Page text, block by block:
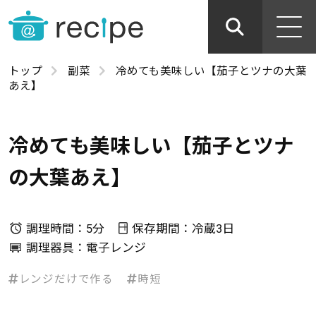
トップ 副菜
冷めても美味しい【茄子とツナの大葉
あえ】
冷めても美味しい【茄子とツナ
の大葉あえ】
調理時間：5分
保存期間：冷蔵3日
調理器具：電子レンジ
レンジだけで作る 時短